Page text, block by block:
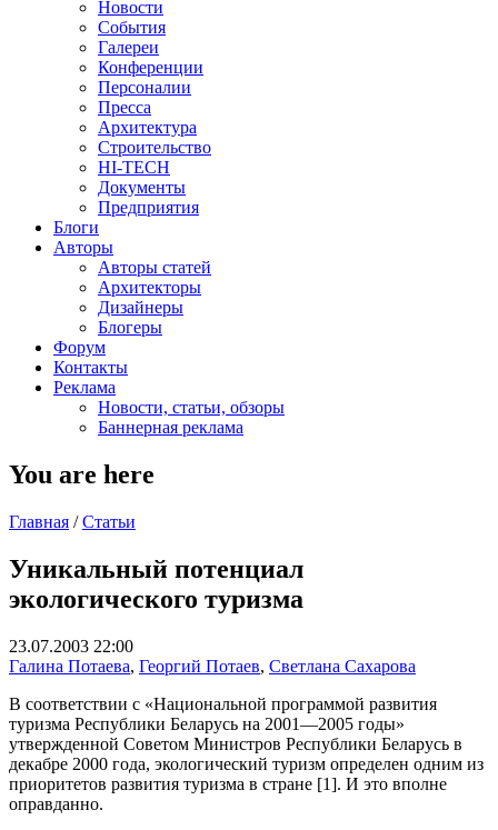
Новости
События
Галереи
Конференции
Персоналии
Пресса
Архитектура
Строительство
HI-TECH
Документы
Предприятия
Блоги
Авторы
Авторы статей
Архитекторы
Дизайнеры
Блогеры
Форум
Контакты
Реклама
Новости, статьи, обзоры
Баннерная реклама
You are here
Главная / Статьи
Уникальный потенциал
экологического туризма
23.07.2003 22:00
Галина Потаева, Георгий Потаев, Светлана Сахарова
В соответствии с «Национальной программой развития
туризма Республики Беларусь на 2001—2005 годы»
утвержденной Советом Министров Республики Беларусь в
декабре 2000 года, экологический туризм определен одним из
приоритетов развития туризма в стране [1]. И это вполне
оправданно.